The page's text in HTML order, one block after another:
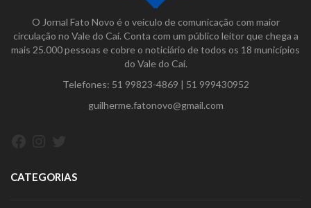
O Jornal Fato Novo é o veículo de comunicação com maior
circulação no Vale do Caí. Conta com um público leitor que chega a
mais 25.000 pessoas e cobre o noticiário de todos os 18 municípios
do Vale do Caí.
Telefones: 51 99823-4869 | 51 999430952
guilherme.fatonovo@gmail.com
CATEGORIAS